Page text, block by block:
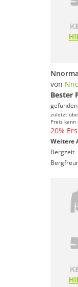
von
Bester
zuletzt
Preis
20%
Weitere
Bergzeit